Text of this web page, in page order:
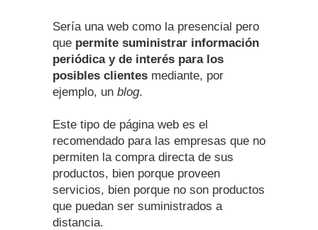
Sería una web como la presencial pero
que permite suministrar información
periódica y de interés para los
posibles clientes mediante, por
ejemplo, un blog.
Este tipo de página web es el
recomendado para las empresas que no
permiten la compra directa de sus
productos, bien porque proveen
servicios, bien porque no son productos
que puedan ser suministrados a
distancia.